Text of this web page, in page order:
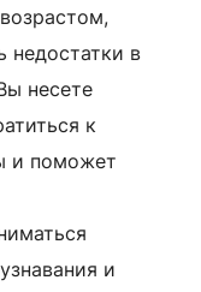
недостатки в
несете
к
и поможет
и